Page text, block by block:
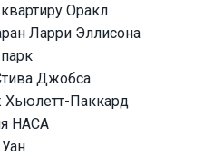
Оракл
Ларри Эллисона
Джобса
Хьюлетт-Паккард
НАСА
Уан